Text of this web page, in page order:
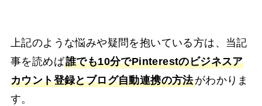
上記のような悩みや疑問を抱いている方は、当記
事を読めば誰でも10分でPinterestのビジネスア
カウント登録とブログ自動連携の方法がわかりま
す。